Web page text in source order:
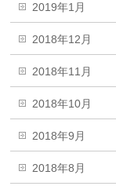
2019年1月
2018年12月
2018年11月
2018年10月
2018年9月
2018年8月